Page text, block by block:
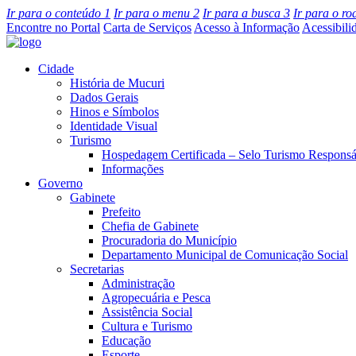
Ir para o conteúdo 1 Ir para o menu 2 Ir para a busca 3 Ir para o
Encontre no Portal Carta de Serviços Acesso à Informação
Cidade
História de Mucuri
Dados Gerais
Hinos e Símbolos
Identidade Visual
Turismo
Hospedagem Certificada – Selo Turismo
Informações
Governo
Gabinete
Prefeito
Chefia de Gabinete
Procuradoria do Município
Departamento Municipal de Comunicação Social
Secretarias
Administração
Agropecuária e Pesca
Assistência Social
Cultura e Turismo
Educação